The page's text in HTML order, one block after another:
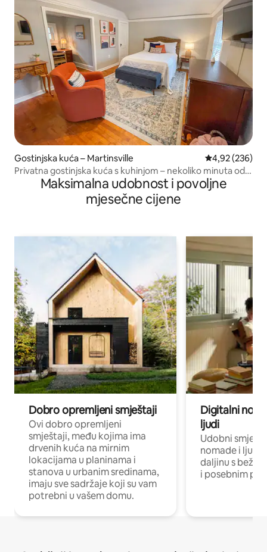
Gostinjska kuća – Martinsville Prosječna
4,92 (236)
Privatna gostinjska kuća s kuhinjom – nekoliko minuta od
središta grada
Maksimalna udobnost i povoljne
mjesečne cijene
Dobro opremljeni smještaji
Ovi dobro opremljeni
smještaji, među kojima ima
drvenih kuća na mirnim
lokacijama u planinama i
stanova u urbanim sredinama,
imaju sve sadržaje koji su vam
potrebni u vašem domu.
Digitalni
ljudi
Udobni
nomade i ljude
daljinu s
i posebnim